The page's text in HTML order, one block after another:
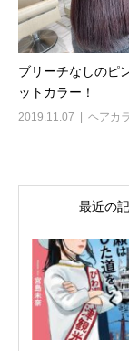
ブリーチなしのピ
ットカラー！
2019.11.07 ヘアカ
最近の